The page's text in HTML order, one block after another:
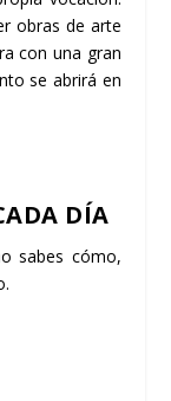
obras de arte
con una gran
se abrirá en
DÍA
sabes cómo,